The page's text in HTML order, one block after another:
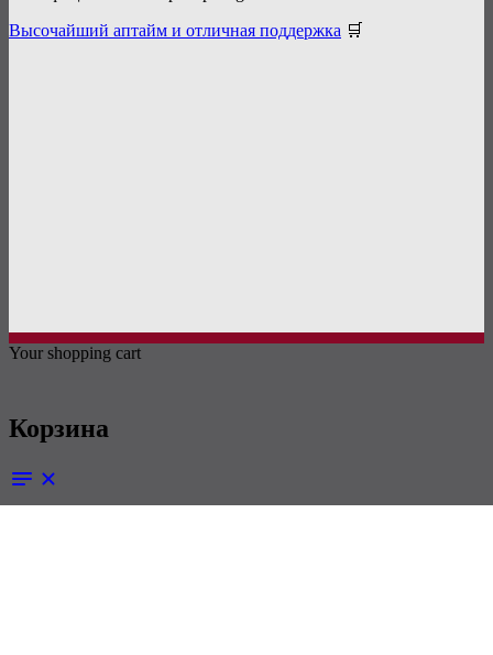
Высочайший аптайм и отличная поддержка 🛒
Your shopping cart
Корзина